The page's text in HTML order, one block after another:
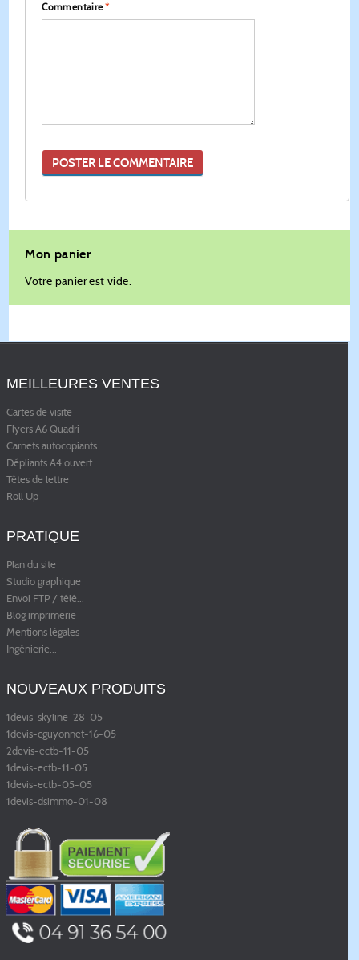
*
Commentaire
POSTER LE COMMENTAIRE
Mon panier
Votre panier est vide.
MEILLEURES VENTES
Cartes de visite
Flyers A6 Quadri
Carnets autocopiants
Dépliants A4 ouvert
Têtes de lettre
Roll Up
PRATIQUE
Plan du site
Studio graphique
Envoi FTP / télé...
Blog imprimerie
Mentions légales
Ingénierie...
NOUVEAUX PRODUITS
1devis-skyline-28-05
1devis-cguyonnet-16-05
2devis-ectb-11-05
1devis-ectb-11-05
1devis-ectb-05-05
1devis-dsimmo-01-08